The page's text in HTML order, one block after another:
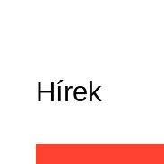
Hírek